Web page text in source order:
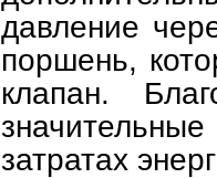
давление
поршень,
клапан.
затратах